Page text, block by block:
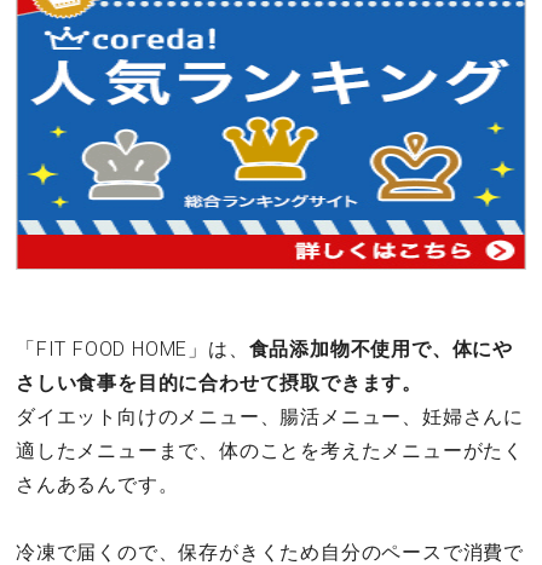
「FIT FOOD HOME」は、 食品添加物不使用で、体にや
さしい食事を目的に合わせて摂取できます。
ダイエット向けのメニュー、腸活メニュー、妊婦さんに
適したメニューまで、体のことを考えたメニューがたく
さんあるんです。
冷凍で届くので、保存がきくため自分のペースで消費で